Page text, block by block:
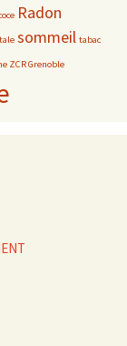
Radon
sommeil tabac
ZCR Grenoble